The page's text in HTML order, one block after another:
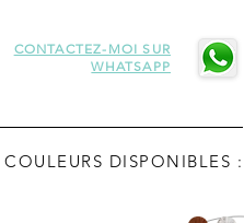
CONTACTEZ-MOI SUR
WHATSAPP
COULEURS DISPONIBLES :